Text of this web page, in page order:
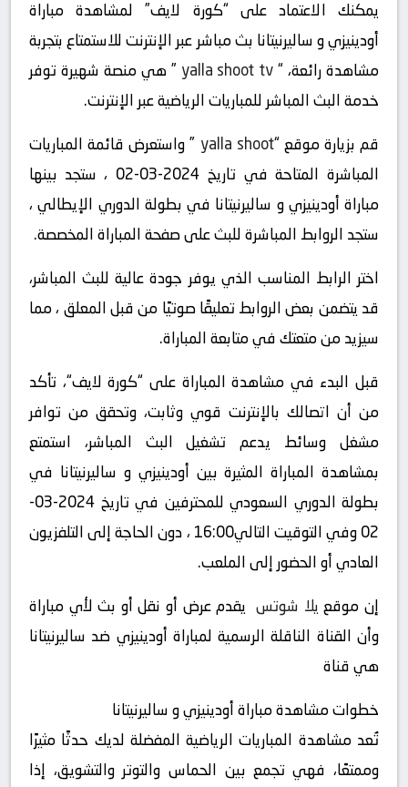
يمكنك الاعتماد على “كورة لايف” لمشاهدة مباراة
أودينيزي و ساليرنيتانا بث مباشر عبر الإنترنت للاستمتاع بتجربة
مشاهدة رائعة، “yalla shoot tv ” هي منصة شهيرة توفر
خدمة البث المباشر للمباريات الرياضية عبر الإنترنت.
قم بزيارة موقع “yalla shoot ” واستعرض قائمة المباريات
المباشرة المتاحة في تاريخ 2024-03-02 ، ستجد بينها
مباراة أودينيزي و ساليرنيتانا في بطولة الدوري الإيطالي ،
ستجد الروابط المباشرة للبث على صفحة المباراة المخصصة.
اختر الرابط المناسب الذي يوفر جودة عالية للبث المباشر،
قد يتضمن بعض الروابط تعليقًا صوتيًا من قبل المعلق ، مما
سيزيد من متعتك في متابعة المباراة.
قبل البدء في مشاهدة المباراة على “كورة لايف“، تأكد
من أن اتصالك بالإنترنت قوي وثابت، وتحقق من توافر
مشغل وسائط يدعم تشغيل البث المباشر، استمتع
بمشاهدة المباراة المثيرة بين أودينيزي و ساليرنيتانا في
بطولة الدوري السعودي للمحترفين في تاريخ 2024-03-
02 وفي التوقيت التالي16:00 ، دون الحاجة إلى التلفزيون
العادي أو الحضور إلى الملعب.
إن موقع يلا شوتسيقدم عرض أو نقل أو بث لأي مباراة
وأن القناة الناقلة الرسمية لمباراة أودينيزي ضد ساليرنيتانا
هي قناة
خطوات مشاهدة مباراة أودينيزي و ساليرنيتانا
تُعد مشاهدة المباريات الرياضية المفضلة لديك حدثًا مثيرًا
وممتعًا، فهي تجمع بين الحماس والتوتر والتشويق، إذا